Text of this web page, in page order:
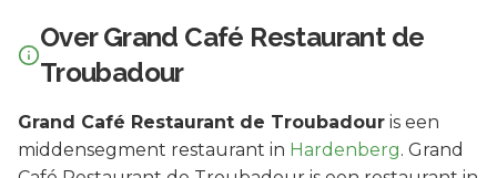
OverGrand Café Restaurant de
Troubadour
Grand Café Restaurant de Troubadour is een
middensegment restaurant in Hardenberg. Grand